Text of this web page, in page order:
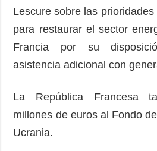
Lescure sobre las
para restaurar el sector
Francia por su
asistencia adicional con
La República Francesa
millones de euros al Fondo
Ucrania.